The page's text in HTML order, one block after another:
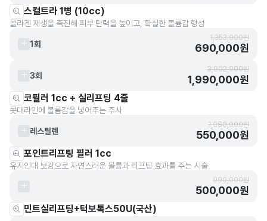
스컬트라 1병 (10cc)
콜라겐 재생을 촉진해 피부 탄력을 높이고, 확실한 볼륨감 형성
1회
1,353,900원
690,000원
3회
3,902,900원
1,990,000원
코필러 1cc + 실리프팅 4줄
콧대라인에 볼륨감을 넣어주는 주사
레스틸렌
1,080,000원
550,000원
포인트리프팅 필러 1cc
유지인대 보강으로 자연스러운 볼륨과 리프팅 효과를 주는 시술
990,000원
500,000원
민트실리프팅+턱보톡스50U(국산)